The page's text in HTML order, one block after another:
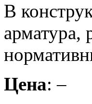
В
арматура,
Цена: –